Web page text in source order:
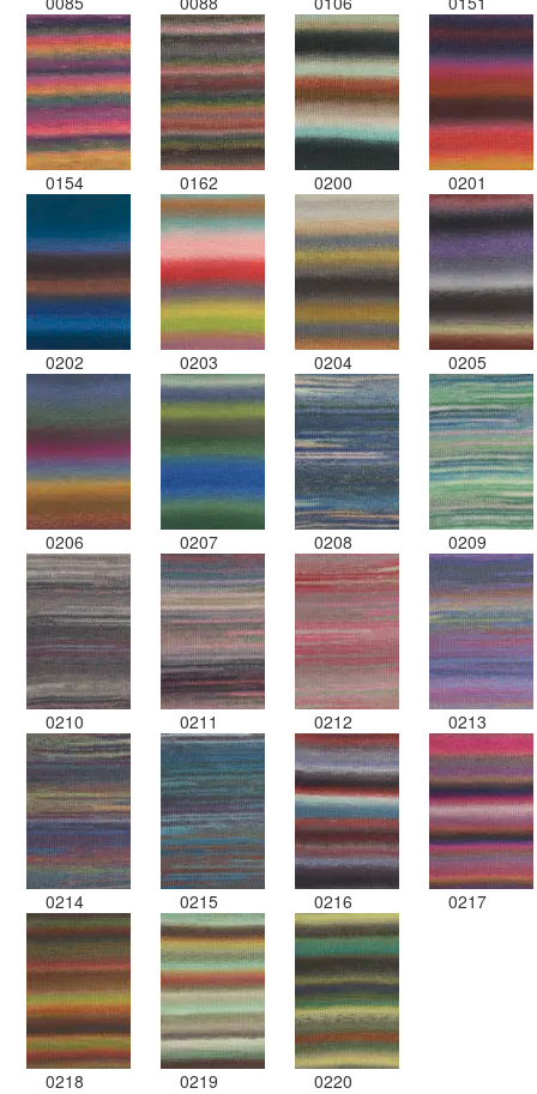
0154 0162 0200 0201
0202 0203 0204 0205
0206 0207 0208 0209
0210 0211 0212 0213
0214 0215 0216 0217
0218 0219 0220